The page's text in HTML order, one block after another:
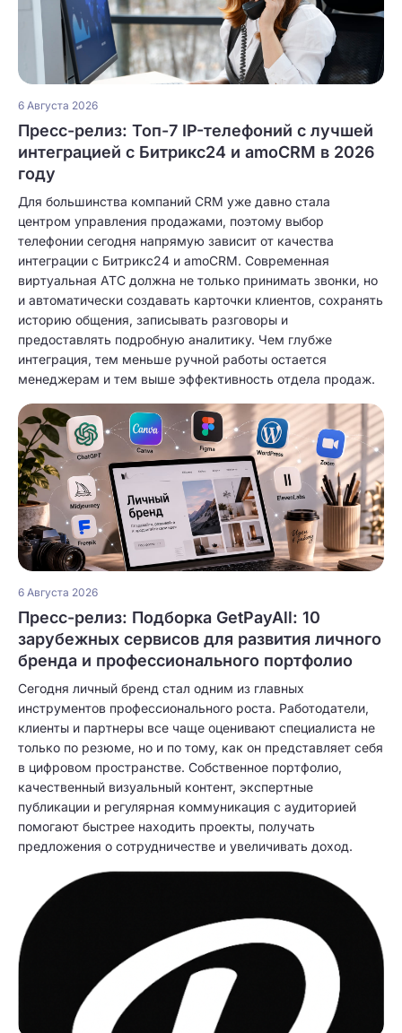
6 Августа 2026
Пресс-релиз: Топ-7 IP-телефоний с лучшей
интеграцией с Битрикс24 и amoCRM в 2026
году
Для большинства компаний CRM уже давно стала
центром управления продажами, поэтому выбор
телефонии сегодня напрямую зависит от качества
интеграции с Битрикс24 и amoCRM. Современная
виртуальная АТС должна не только принимать звонки, но
и автоматически создавать карточки клиентов, сохранять
историю общения, записывать разговоры и
предоставлять подробную аналитику. Чем глубже
интеграция, тем меньше ручной работы остается
менеджерам и тем выше эффективность отдела продаж.
6 Августа 2026
Пресс-релиз: Подборка GetPayAll: 10
зарубежных сервисов для развития личного
бренда и профессионального портфолио
Сегодня личный бренд стал одним из главных
инструментов профессионального роста. Работодатели,
клиенты и партнеры все чаще оценивают специалиста не
только по резюме, но и по тому, как он представляет себя
в цифровом пространстве. Собственное портфолио,
качественный визуальный контент, экспертные
публикации и регулярная коммуникация с аудиторией
помогают быстрее находить проекты, получать
предложения о сотрудничестве и увеличивать доход.